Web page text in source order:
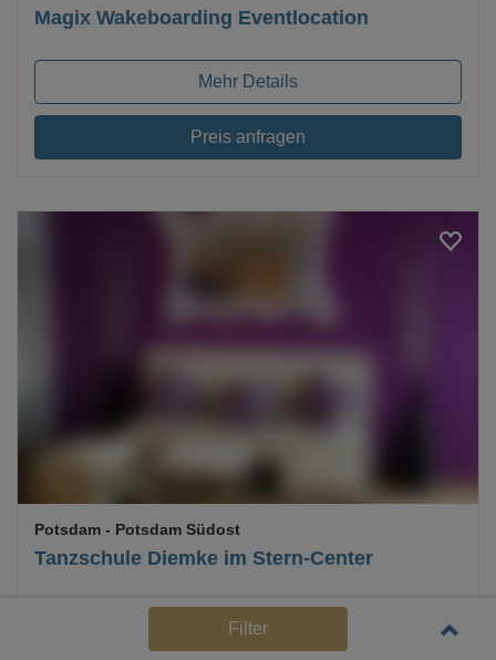
Magix Wakeboarding Eventlocation
Mehr Details
Preis anfragen
Tanzschule Diemke im Stern-Center
Potsdam - Potsdam Südost
Mehr Details
Filter